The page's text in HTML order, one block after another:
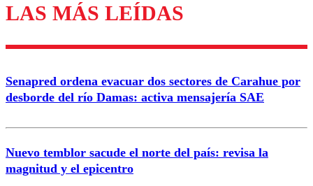
Los comentarios son moderados para garantizar un
diálogo respetuoso.
Nombre
Correo
LAS MÁS LEÍDAS
Senapred ordena evacuar dos sectores de Carahue por
desborde del río Damas: activa mensajería SAE
Nuevo temblor sacude el norte del país: revisa la
magnitud y el epicentro